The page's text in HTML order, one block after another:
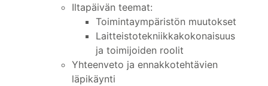
Iltapäivän teemat:
Toimintaympäristön muutokset
Laitteistotekniikkakokonaisuus
ja toimijoiden roolit
Yhteenveto ja ennakkotehtävien
läpikäynti